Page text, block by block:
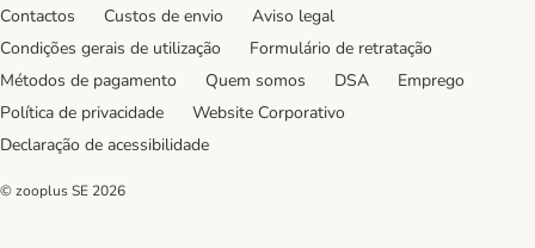
Contactos Custos de envio
Aviso legal
Condições gerais de utilização
Formulário de retratação
Métodos de pagamento
Quem somos DSA
Emprego
Política de privacidade
Website Corporativo
Declaração de acessibilidade
© zooplus SE 2026